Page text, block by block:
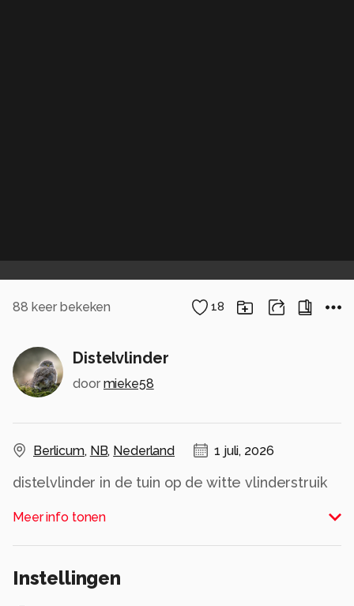
88 keer bekeken 18
Distelvlinder
door mieke58
Berlicum, NB, Nederland 1 juli, 2026
distelvlinder in de tuin op de witte vlinderstruik
Alle rechten voorbehouden
Meer info tonen
Instellingen